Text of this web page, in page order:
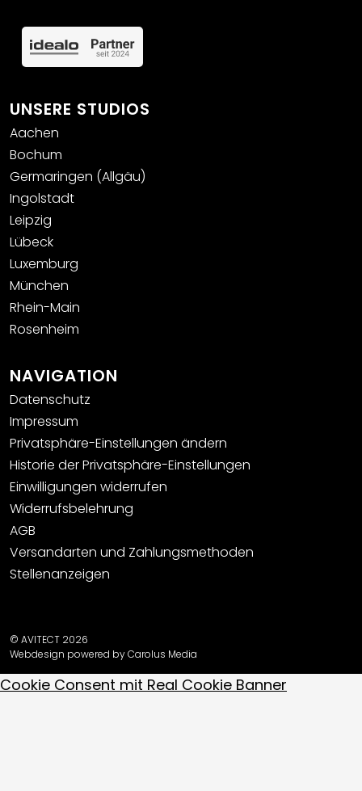
UNSERE STUDIOS
Aachen
Bochum
Germaringen (Allgäu)
Ingolstadt
Leipzig
Lübeck
Luxemburg
München
Rhein-Main
Rosenheim
NAVIGATION
Datenschutz
Impressum
Privatsphäre-Einstellungen ändern
Historie der Privatsphäre-Einstellungen
Einwilligungen widerrufen
Widerrufsbelehrung
AGB
Versandarten und Zahlungsmethoden
Stellenanzeigen
© AVITECT 2026
Webdesign powered by Carolus Media
Cookie Consent mit Real Cookie Banner